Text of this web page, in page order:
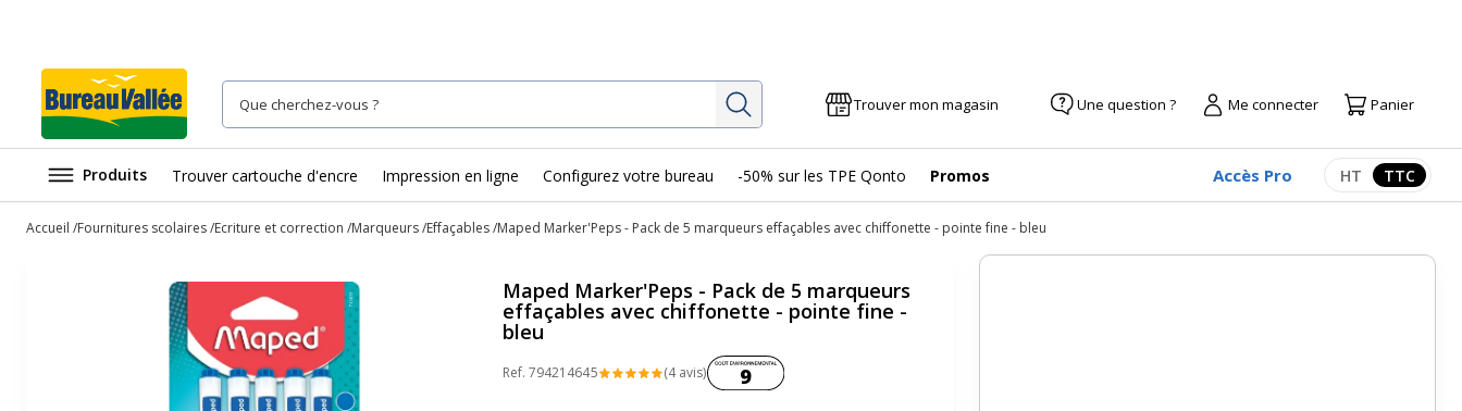
Rechercher Trouver mon magasin Une question ? Me connecter Panier
Produits Trouver cartouche d'encre Impression en ligne Configurez votre bureau -50% sur les TPE Qonto Promos Accès Pro Afficher les
HT TTC
Accueil Fournitures scolaires Ecriture et correction Marqueurs Effaçables Maped Marker'Peps - Pack de 5 marqueurs effaçables avec chiffonette - pointe fine - bleu
Maped Marker'Peps - Pack de 5 marqueurs
effaçables avec chiffonette - pointe fine -
bleu
Ref. 794214645 (4 avis)Coût environnemental :
9